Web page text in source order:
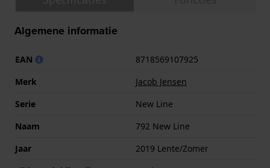
Algemene informatie
EAN
8718569107925
Merk
Jacob Jensen
Serie
New Line
Naam
792 New Line
Jaar
2019 Lente/Zomer